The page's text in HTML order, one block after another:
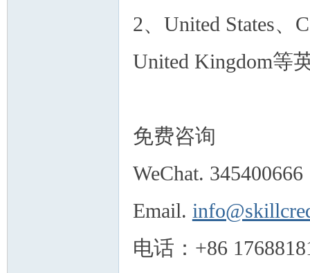
2、United States、
United Kingdom等
免费咨询
WeChat. 345400666
Email.
电话：+86